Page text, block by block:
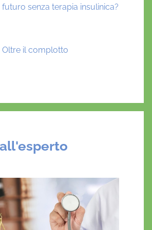
futuro senza terapia insulinica?
Oltre il complotto